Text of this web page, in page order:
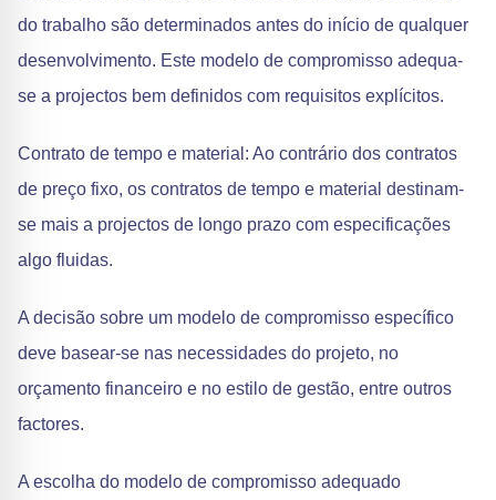
do trabalho são determinados antes do início de qualquer
desenvolvimento. Este modelo de compromisso adequa-
se a projectos bem definidos com requisitos explícitos.
Contrato de tempo e material: Ao contrário dos contratos
de preço fixo, os contratos de tempo e material destinam-
se mais a projectos de longo prazo com especificações
algo fluidas.
A decisão sobre um modelo de compromisso específico
deve basear-se nas necessidades do projeto, no
orçamento financeiro e no estilo de gestão, entre outros
factores.
A escolha do modelo de compromisso adequado